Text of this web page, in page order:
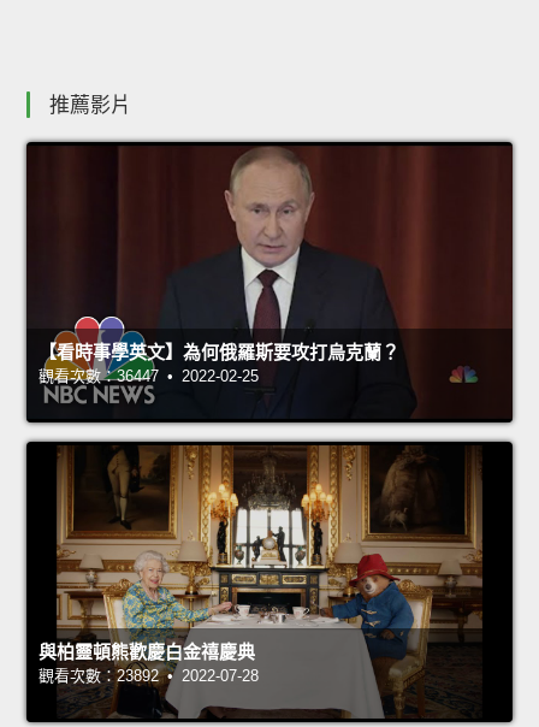
推薦影片
【看時事學英文】為何俄羅斯要攻打烏克蘭？
觀看次數：36447 • 2022-02-25
與柏靈頓熊歡慶白金禧慶典
觀看次數：23892 • 2022-07-28